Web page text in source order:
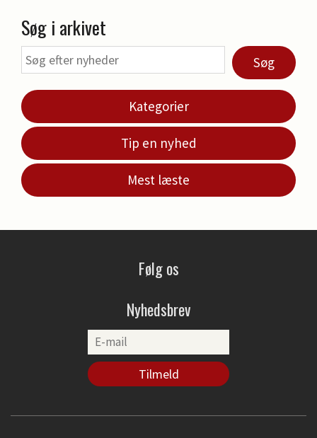
Søg i arkivet
Søg
Kategorier
Tip en nyhed
Mest læste
Følg os
Nyhedsbrev